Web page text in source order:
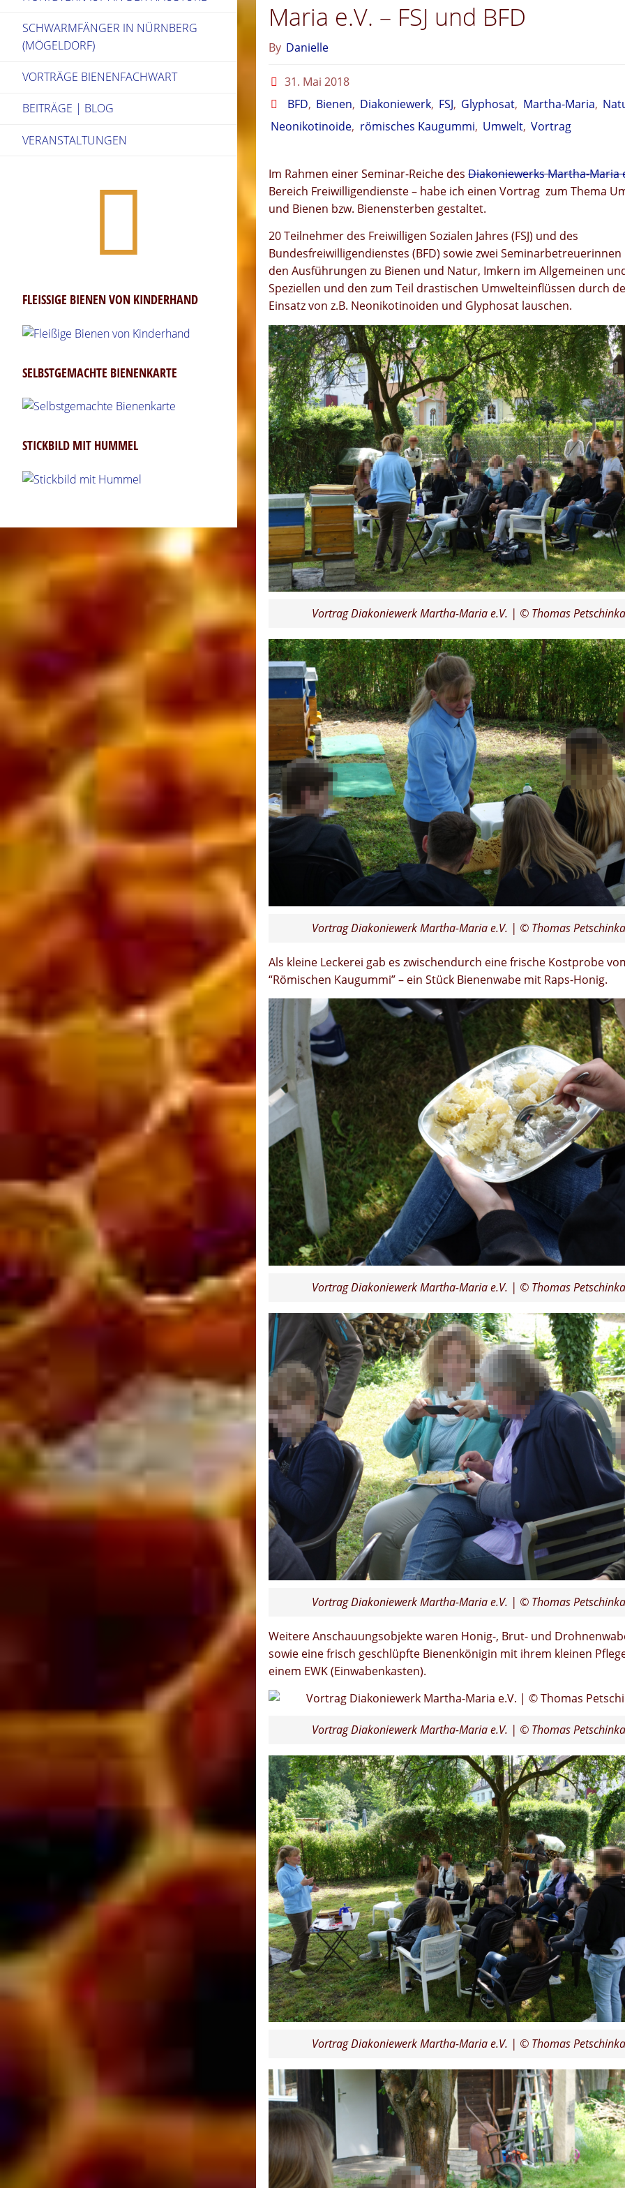
Maria e.V. – FSJ und BFD
By Danielle
31. Mai 2018
BFD, Bienen, Diakoniewerk, FSJ, Glyphosat, Martha-Maria,
Neonikotinoide, römisches Kaugummi, Umwelt, Vortrag
Im Rahmen einer Seminar-Reiche desDiakoniewerks Martha-Maria
Bereich Freiwilligendienste – habe ich einen Vortrag zum Thema
und Bienen bzw. Bienensterben gestaltet.
20 Teilnehmer des Freiwilligen Sozialen Jahres (FSJ) und des
Bundesfreiwilligendienstes (BFD) sowie zwei
den Ausführungen zu Bienen und Natur, Imkern im Allgemeinen
Speziellen und den zum Teil drastischen Umwelteinflüssen durch
Einsatz von z.B. Neonikotinoiden und Glyphosat lauschen.
Vortrag Diakoniewerk Martha-Maria e.V. | © Thomas Petschinka
Vortrag Diakoniewerk Martha-Maria e.V. | © Thomas Petschinka
Als kleine Leckerei gab es zwischendurch eine frische Kostprobe
“Römischen Kaugummi” – ein Stück Bienenwabe mit Raps-Honig.
Vortrag Diakoniewerk Martha-Maria e.V. | © Thomas Petschinka
Vortrag Diakoniewerk Martha-Maria e.V. | © Thomas Petschinka
Weitere Anschauungsobjekte waren Honig-, Brut- und
sowie eine frisch geschlüpfte Bienenkönigin mit ihrem kleinen
einem EWK (Einwabenkasten).
Vortrag Diakoniewerk Martha-Maria e.V. | © Thomas Petschinka
Vortrag Diakoniewerk Martha-Maria e.V. | © Thomas Petschinka
SCHWARMFÄNGER IN NÜRNBERG
(MÖGELDORF)
VORTRÄGE BIENENFACHWART
BEITRÄGE | BLOG
VERANSTALTUNGEN
FLEISSIGE BIENEN VON KINDERHAND
SELBSTGEMACHTE BIENENKARTE
STICKBILD MIT HUMMEL